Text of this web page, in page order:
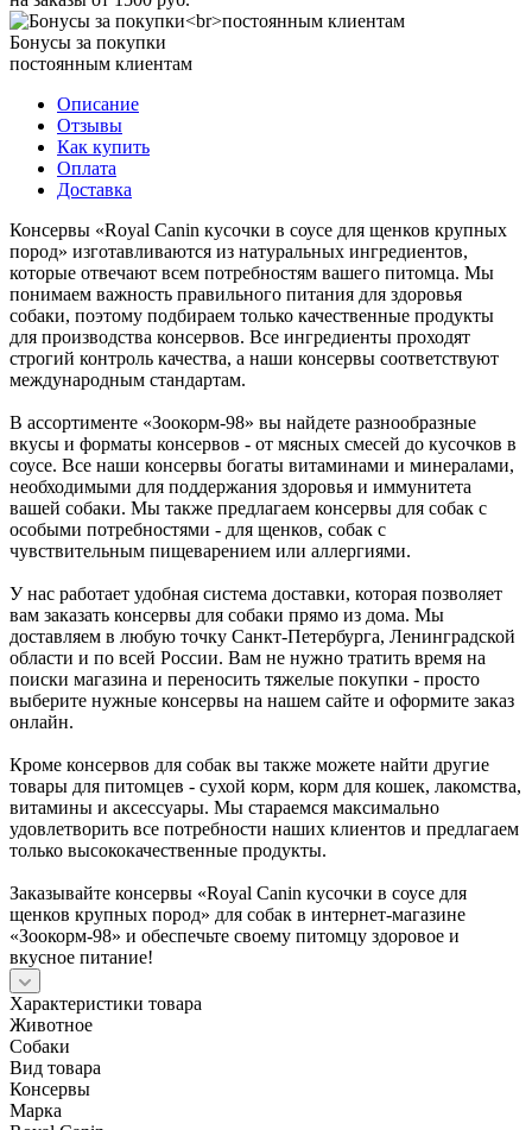
Бонусы за покупки
постоянным клиентам
Описание
Отзывы
Как купить
Оплата
Доставка
Консервы «Royal Canin кусочки в соусе для щенков крупных
пород» изготавливаются из натуральных ингредиентов,
которые отвечают всем потребностям вашего питомца. Мы
понимаем важность правильного питания для здоровья
собаки, поэтому подбираем только качественные продукты
для производства консервов. Все ингредиенты проходят
строгий контроль качества, а наши консервы соответствуют
международным стандартам.
В ассортименте «Зоокорм-98» вы найдете разнообразные
вкусы и форматы консервов - от мясных смесей до кусочков в
соусе. Все наши консервы богаты витаминами и минералами,
необходимыми для поддержания здоровья и иммунитета
вашей собаки. Мы также предлагаем консервы для собак с
особыми потребностями - для щенков, собак с
чувствительным пищеварением или аллергиями.
У нас работает удобная система доставки, которая позволяет
вам заказать консервы для собаки прямо из дома. Мы
доставляем в любую точку Санкт-Петербурга, Ленинградской
области и по всей России. Вам не нужно тратить время на
поиски магазина и переносить тяжелые покупки - просто
выберите нужные консервы на нашем сайте и оформите заказ
онлайн.
Кроме консервов для собак вы также можете найти другие
товары для питомцев - сухой корм, корм для кошек, лакомства,
витамины и аксессуары. Мы стараемся максимально
удовлетворить все потребности наших клиентов и предлагаем
только высококачественные продукты.
Заказывайте консервы «Royal Canin кусочки в соусе для
щенков крупных пород» для собак в интернет-магазине
«Зоокорм-98» и обеспечьте своему питомцу здоровое и
вкусное питание!
Характеристики товара
Животное
Собаки
Вид товара
Консервы
Марка